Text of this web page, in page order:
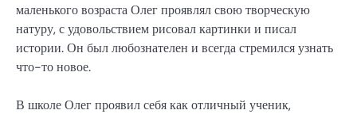
маленького возраста Олег проявлял свою творческую
натуру, с удовольствием рисовал картинки и писал
истории. Он был любознателен и всегда стремился узнать
что-то новое.
В школе Олег проявил себя как отличный ученик,